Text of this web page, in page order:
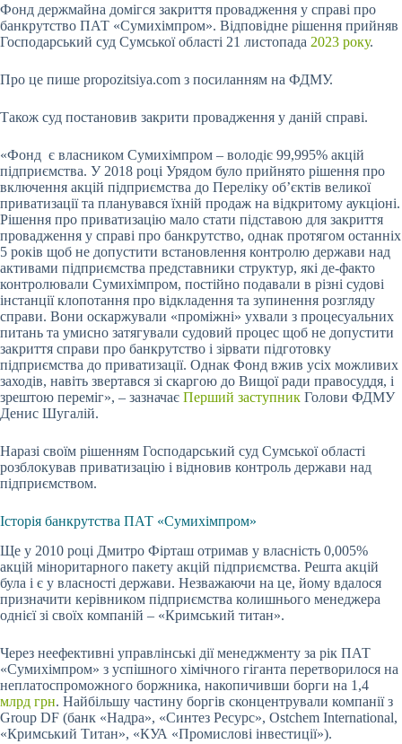
Фонд держмайна домігся закриття провадження у справі про
банкрутство ПАТ «Сумихімпром». Відповідне рішення прийняв
Господарський суд Сумської області 21 листопада 2023 року.
Про це пише propozitsiya.com з посиланням на ФДМУ.
Також суд постановив закрити провадження у даній справі.
«Фонд є власником Сумихімпром – володіє 99,995% акцій
підприємства. У 2018 році Урядом було прийнято рішення про
включення акцій підприємства до Переліку об’єктів великої
приватизації та планувався їхній продаж на відкритому аукціоні.
Рішення про приватизацію мало стати підставою для закриття
провадження у справі про банкрутство, однак протягом останніх
5 років щоб не допустити встановлення контролю держави над
активами підприємства представники структур, які де-факто
контролювали Сумихімпром, постійно подавали в різні судові
інстанції клопотання про відкладення та зупинення розгляду
справи. Вони оскаржували «проміжні» ухвали з процесуальних
питань та умисно затягували судовий процес щоб не допустити
закриття справи про банкрутство і зірвати підготовку
підприємства до приватизації. Однак Фонд вжив усіх можливих
заходів, навіть звертався зі скаргою до Вищої ради правосуддя, і
зрештою переміг», – зазначає Перший заступник Голови ФДМУ
Денис Шугалій.
Наразі своїм рішенням Господарський суд Сумської області
розблокував приватизацію і відновив контроль держави над
підприємством.
Історія банкрутства ПАТ «Сумихімпром»
Ще у 2010 році Дмитро Фірташ отримав у власність 0,005%
акцій міноритарного пакету акцій підприємства. Решта акцій
була і є у власності держави. Незважаючи на це, йому вдалося
призначити керівником підприємства колишнього менеджера
однієї зі своїх компаній – «Кримський титан».
Через неефективні управлінські дії менеджменту за рік ПАТ
«Сумихімпром» з успішного хімічного гіганта перетворилося на
неплатоспроможного боржника, накопичивши борги на 1,4
млрд грн. Найбільшу частину боргів сконцентрували компанії з
Group DF (банк «Надра», «Синтез Ресурс», Ostchem International,
«Кримський Титан», «КУА «Промислові інвестиції»).